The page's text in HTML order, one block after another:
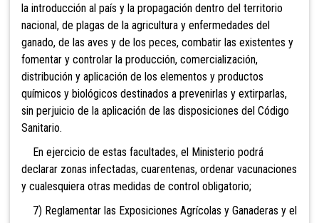
la introducción al país y la propagación dentro del territorio
nacional, de plagas de la agricultura y enfermedades del
ganado, de las aves y de los peces, combatir las existentes y
fomentar y controlar la producción, comercialización,
distribución y aplicación de los elementos y productos
químicos y biológicos destinados a prevenirlas y extirparlas,
sin perjuicio de la aplicación de las disposiciones del Código
Sanitario.
En ejercicio de estas facultades, el Ministerio podrá
declarar zonas infectadas, cuarentenas, ordenar vacunaciones
y cualesquiera otras medidas de control obligatorio;
7) Reglamentar las Exposiciones Agrícolas y Ganaderas y el